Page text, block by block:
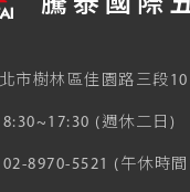
市樹林區佳園路三段
(週休二日)
02-8970-5521 (午休時